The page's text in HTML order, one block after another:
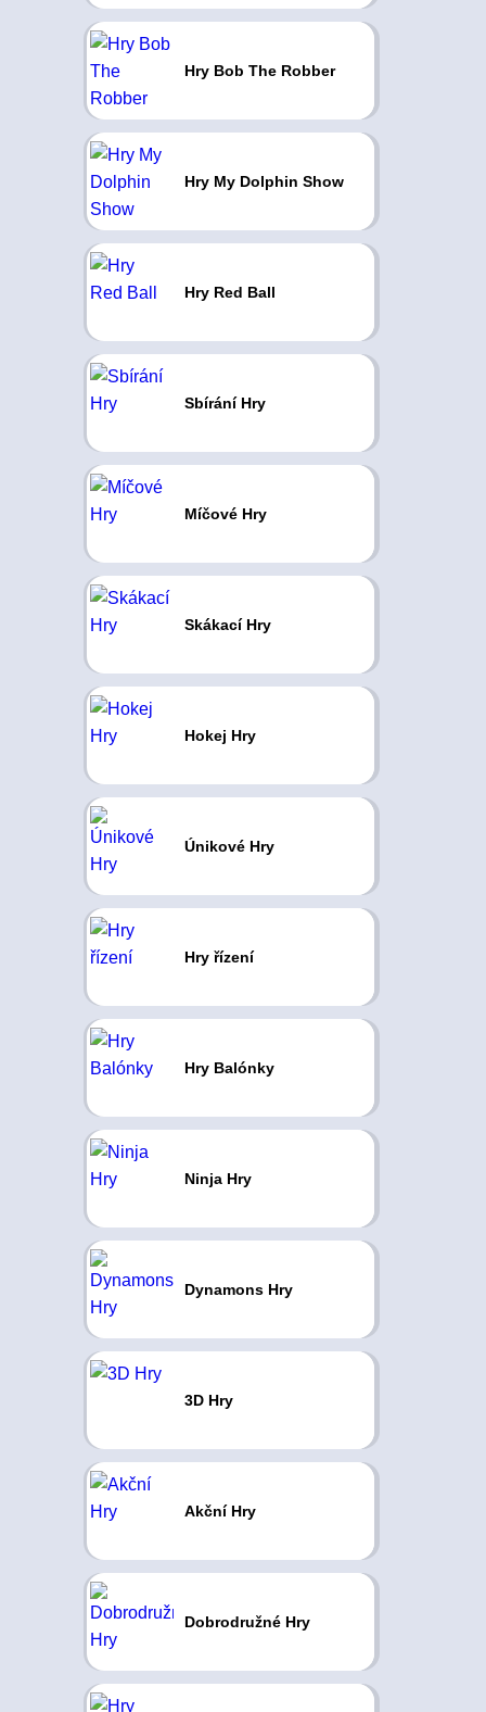
Hry Bob The Robber
Hry My Dolphin Show
Hry Red Ball
Sbírání Hry
Míčové Hry
Skákací Hry
Hokej Hry
Únikové Hry
Hry řízení
Hry Balónky
Ninja Hry
Dynamons Hry
3D Hry
Akční Hry
Dobrodružné Hry